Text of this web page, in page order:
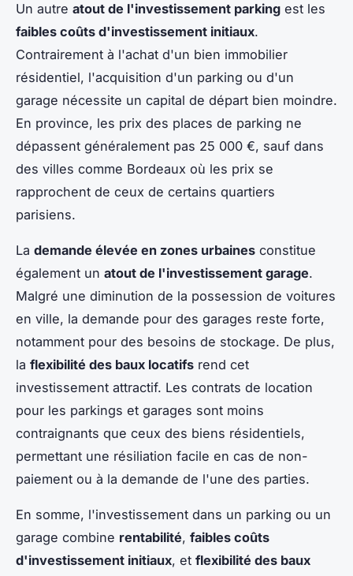
Un autre atout de l'investissement parking est les
faibles coûts d'investissement initiaux.
Contrairement à l'achat d'un bien immobilier
résidentiel, l'acquisition d'un parking ou d'un
garage nécessite un capital de départ bien moindre.
En province, les prix des places de parking ne
dépassent généralement pas 25 000 €, sauf dans
des villes comme Bordeaux où les prix se
rapprochent de ceux de certains quartiers
parisiens.
La demande élevée en zones urbaines constitue
également un atout de l'investissement garage.
Malgré une diminution de la possession de voitures
en ville, la demande pour des garages reste forte,
notamment pour des besoins de stockage. De plus,
la flexibilité des baux locatifs rend cet
investissement attractif. Les contrats de location
pour les parkings et garages sont moins
contraignants que ceux des biens résidentiels,
permettant une résiliation facile en cas de non-
paiement ou à la demande de l'une des parties.
En somme, l'investissement dans un parking ou un
garage combine rentabilité, faibles coûts
d'investissement initiaux, et flexibilité des baux